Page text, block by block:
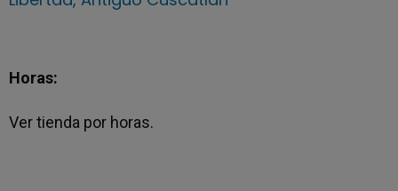
Horas:
Ver tienda por horas.